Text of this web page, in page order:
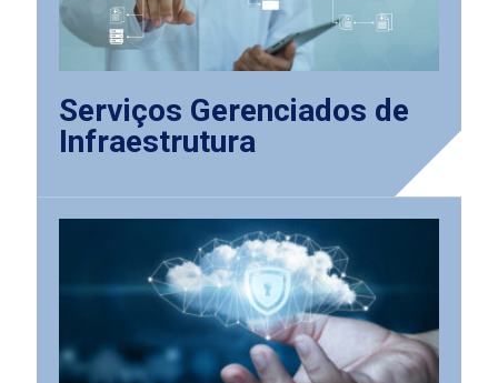
Serviços Gerenciados de
Infraestrutura